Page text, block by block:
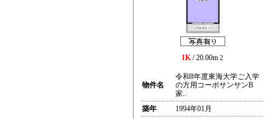
1K/ 20.00m 2
物件名
令和8年度東海大学ご入学
の方用コーポサンサンB
家..
築年
1994年01月